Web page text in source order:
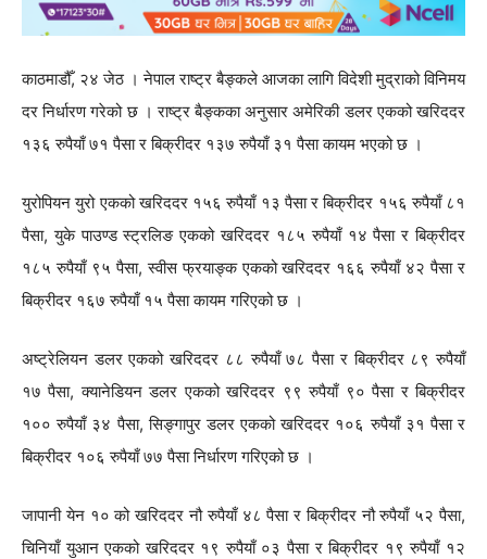
काठमाडौँ, २४ जेठ । नेपाल राष्ट्र बैङ्कले आजका लागि विदेशी मुद्राको विनिमय
दर निर्धारण गरेको छ । राष्ट्र बैङ्कका अनुसार अमेरिकी डलर एकको खरिददर
१३६ रुपैयाँ ७१ पैसा र बिक्रीदर १३७ रुपैयाँ ३१ पैसा कायम भएको छ ।
युरोपियन युरो एकको खरिददर १५६ रुपैयाँ १३ पैसा र बिक्रीदर १५६ रुपैयाँ ८१
पैसा, युके पाउण्ड स्ट्रलिङ एकको खरिददर १८५ रुपैयाँ १४ पैसा र बिक्रीदर
१८५ रुपैयाँ ९५ पैसा, स्वीस फ्रयाङ्क एकको खरिददर १६६ रुपैयाँ ४२ पैसा र
बिक्रीदर १६७ रुपैयाँ १५ पैसा कायम गरिएको छ ।
अष्ट्रेलियन डलर एकको खरिददर ८८ रुपैयाँ ७८ पैसा र बिक्रीदर ८९ रुपैयाँ
१७ पैसा, क्यानेडियन डलर एकको खरिददर ९९ रुपैयाँ ९० पैसा र बिक्रीदर
१०० रुपैयाँ ३४ पैसा, सिङ्गापुर डलर एकको खरिददर १०६ रुपैयाँ ३१ पैसा र
बिक्रीदर १०६ रुपैयाँ ७७ पैसा निर्धारण गरिएको छ ।
जापानी येन १० को खरिददर नौ रुपैयाँ ४८ पैसा र बिक्रीदर नौ रुपैयाँ ५२ पैसा,
चिनियाँ युआन एकको खरिददर १९ रुपैयाँ ०३ पैसा र बिक्रीदर १९ रुपैयाँ १२